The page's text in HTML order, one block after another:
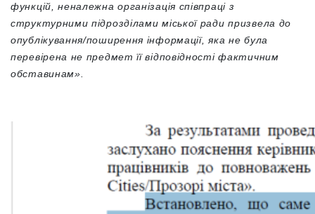
функцій, неналежна організація співпраці з
структурними підрозділами міської ради призвела до
опублікування/поширення інформації, яка не була
перевірена не предмет її відповідності фактичним
обставинам»